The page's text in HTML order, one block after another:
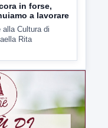
in forse,
a lavorare
alla Cultura di
Rita